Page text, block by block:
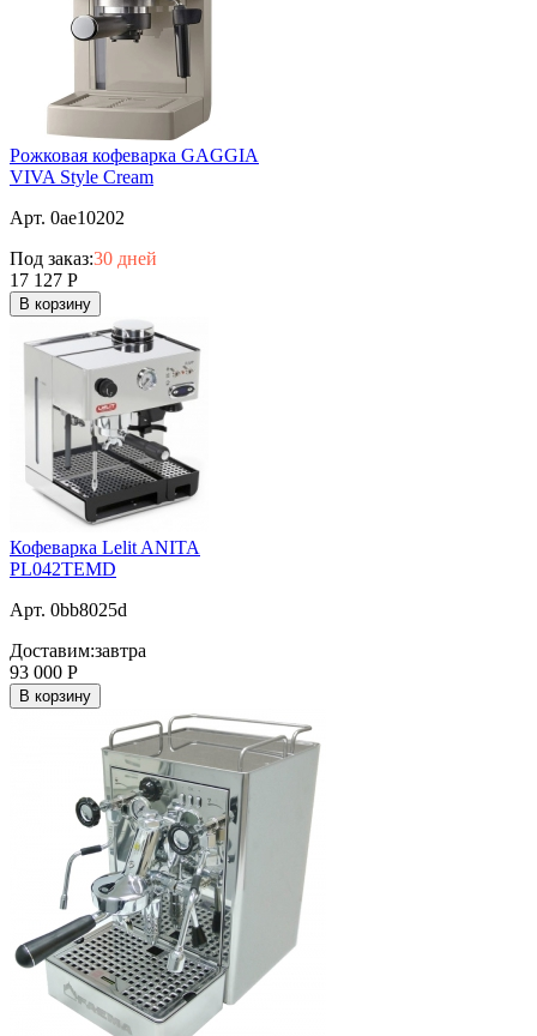
Рожковая кофеварка GAGGIA
VIVA Style Cream
Арт. 0ae10202
Под заказ:30 дней
17 127 Р
В корзину
Кофеварка Lelit ANITA
PL042TEMD
Арт. 0bb8025d
Доставим:завтра
93 000 Р
В корзину